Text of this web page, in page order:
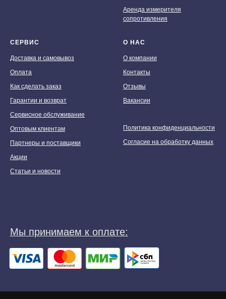
Аренда измерителя
сопротивления
СЕРВИС
Доставка и самовывоз
Оплата
Как сделать заказ
Гарантии и возврат
Сервисное обслуживание
Оптовым клиентам
Партнеры и поставщики
Акции
Статьи и новости
О НАС
О компании
Контакты
Отзывы
Вакансии
Политика конфиденциальности
Согласие на обработку данных